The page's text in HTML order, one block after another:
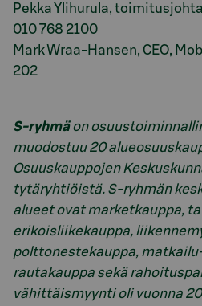
Pekka Ylihurula,
010 768 2100
Mark Wraa-Hansen, CEO,
202
S-ryhmäon
muodostuu 20
Osuuskauppojen
tytäryhtiöistä. S-ryhmän
alueet ovat marketkauppa,
erikoisliikekauppa,
polttonestekauppa,
rautakauppa sekä
vähittäismyynti oli vuonna